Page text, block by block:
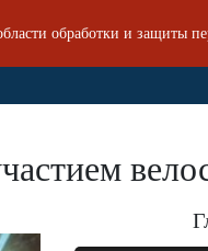
обработки и защиты